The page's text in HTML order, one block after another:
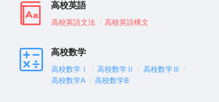
高校英語
高校英語文法 高校英語構文
高校数学
高校数学Ⅰ 高校数学Ⅱ
高校数学Ⅲ
高校数学A
高校数学B